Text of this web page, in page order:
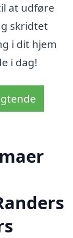
at udføre
skridtet
i dit hjem
i dag!